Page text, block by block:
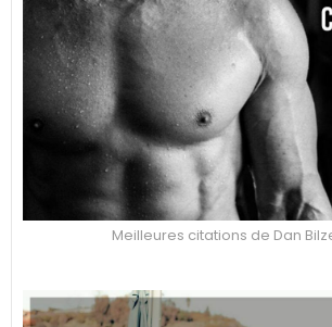
Meilleures citations de Dan